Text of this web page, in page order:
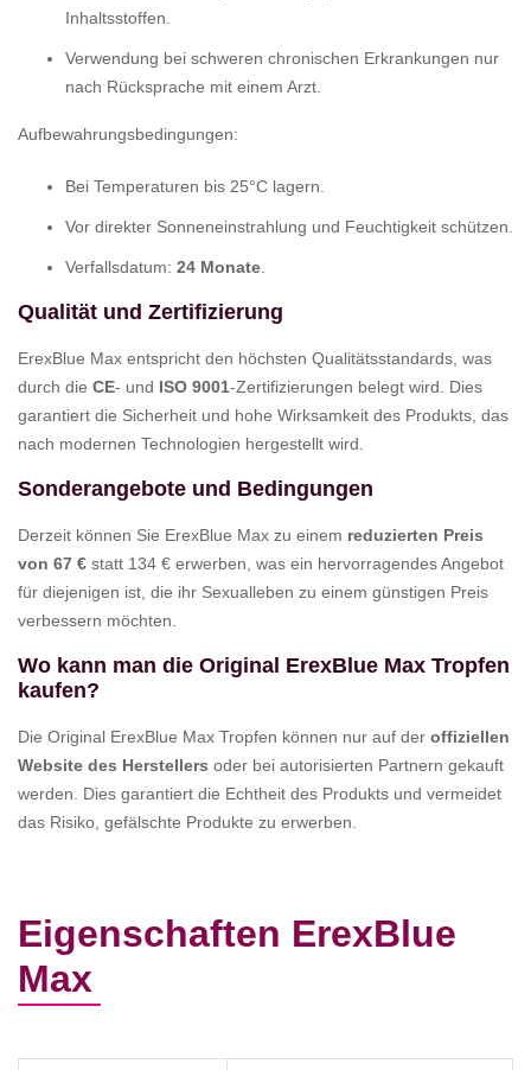
Inhaltsstoffen.
Verwendung bei schweren chronischen Erkrankungen nur
nach Rücksprache mit einem Arzt.
Aufbewahrungsbedingungen:
Bei Temperaturen bis 25°C lagern.
Vor direkter Sonneneinstrahlung und Feuchtigkeit schützen.
Verfallsdatum: 24 Monate
Qualität und Zertifizierung
ErexBlue Max entspricht den höchsten Qualitätsstandards, was
durch die CE- und ISO 9001-Zertifizierungen belegt wird. Dies
garantiert die Sicherheit und hohe Wirksamkeit des Produkts, das
nach modernen Technologien hergestellt wird.
Sonderangebote und Bedingungen
Derzeit können Sie ErexBlue Max zu einem reduzierten Preis
von 67 € statt 134 € erwerben, was ein hervorragendes Angebot
für diejenigen ist, die ihr Sexualleben zu einem günstigen Preis
verbessern möchten.
Wo kann man die Original ErexBlue Max Tropfen
kaufen?
Die Original ErexBlue Max Tropfen können nur auf der offiziellen
Website des Herstellers oder bei autorisierten Partnern gekauft
werden. Dies garantiert die Echtheit des Produkts und vermeidet
das Risiko, gefälschte Produkte zu erwerben.
Eigenschaften ErexBlue
Max